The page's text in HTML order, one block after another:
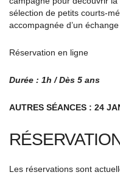
sélection de petits courts-
accompagnée d’un
Réservation en ligne
Durée : 1h / Dès 5 ans
AUTRES SÉANCES : 24
Les réservations sont